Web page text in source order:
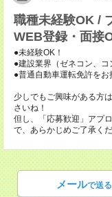
職種未経験OK /
WEB登録・面接
●未経験OK！
●建設業界（ゼネコン、
●普通自動車運転免許をお
少しでもご興味がある方
さいね！
但し、「応募歓迎」アプ
で、あらかじめご了承くだ
メールで送る